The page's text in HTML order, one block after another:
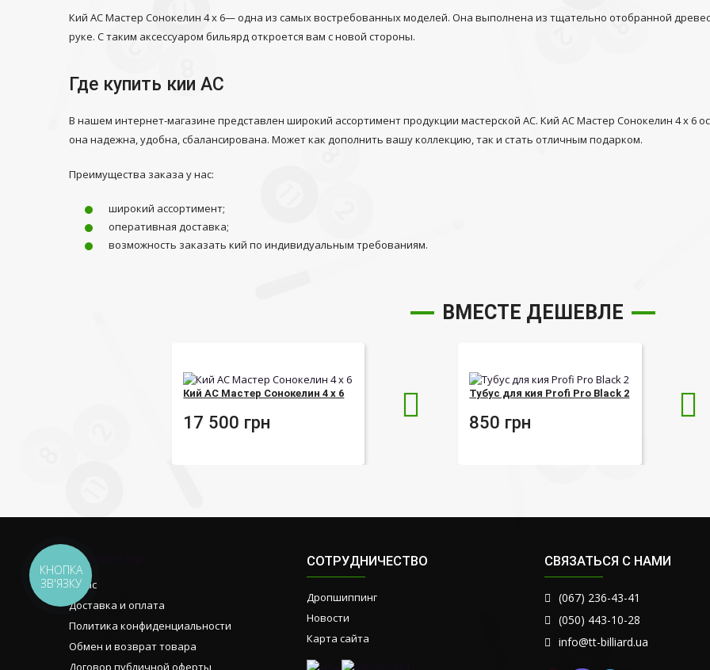
Кий АС Мастер Сонокелин 4 х 6— одна из самых востребованных моделей. Она выполнена из тщательно отобранной
руке. С таким аксессуаром бильярд откроется вам с новой стороны.
Где купить кии АС
В нашем интернет-магазине представлен широкий ассортимент продукции мастерской АС. Кий АС Мастер Сонокелин 4 х 6
она надежна, удобна, сбалансирована. Может как дополнить вашу коллекцию, так и стать отличным подарком.
Преимущества заказа у нас:
широкий ассортимент;
оперативная доставка;
возможность заказать кий по индивидуальным требованиям.
ВМЕСТЕ ДЕШЕВЛЕ
Кий АС Мастер Сонокелин 4 х 6
17 500 грн
Тубус для кия Profi Pro Black 2
850 грн
О нас
Доставка и оплата
Политика конфиденциальности
Обмен и возврат товара
Договор публичной оферты
СОТРУДНИЧЕСТВО
Дропшиппинг
Новости
Карта сайта
СВЯЗАТЬСЯ С НАМИ
(067) 236-43-41
(050) 443-10-28
info@tt-billiard.ua
КНОПКА
ЗВ'ЯЗКУ